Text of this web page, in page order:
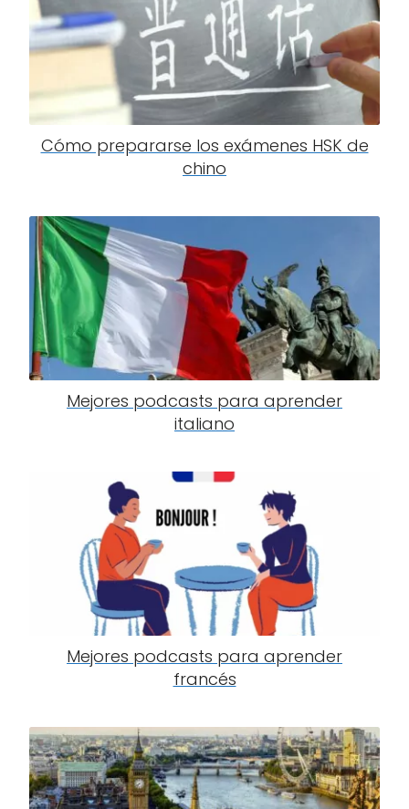
Cómo prepararse los exámenes HSK de
chino
Mejores podcasts para aprender
italiano
Mejores podcasts para aprender
francés